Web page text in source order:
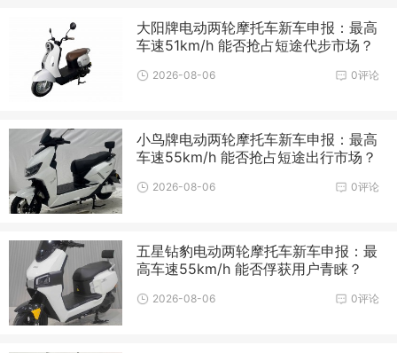
大阳牌电动两轮摩托车新车申报：最高
车速51km/h 能否抢占短途代步市场？
0评论
2026-08-06
小鸟牌电动两轮摩托车新车申报：最高
车速55km/h 能否抢占短途出行市场？
0评论
2026-08-06
五星钻豹电动两轮摩托车新车申报：最
高车速55km/h 能否俘获用户青睐？
0评论
2026-08-06